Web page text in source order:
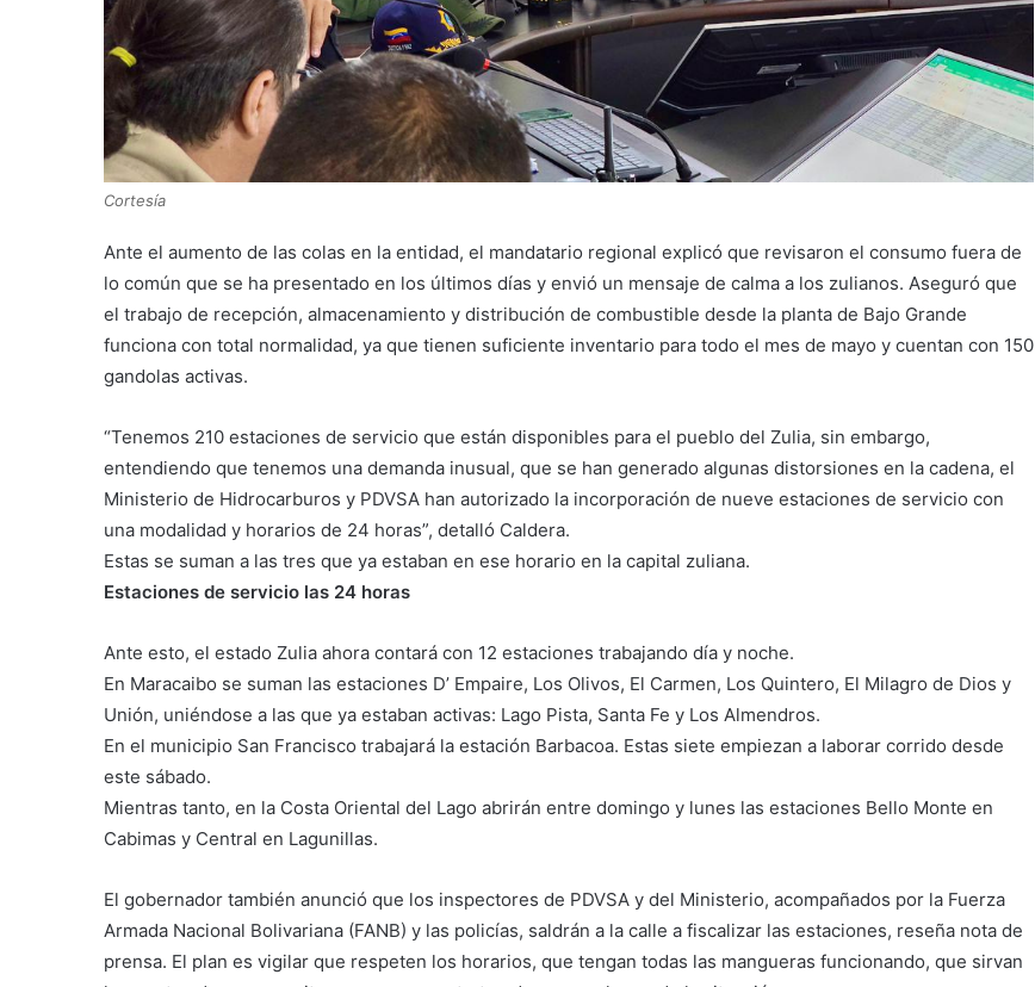
Cortesía
Ante el aumento de las colas en la entidad, el mandatario regional explicó que revisaron el consumo fuera de
lo común que se ha presentado en los últimos días y envió un mensaje de calma a los zulianos. Aseguró que
el trabajo de recepción, almacenamiento y distribución de combustible desde la planta de Bajo Grande
funciona con total normalidad, ya que tienen suficiente inventario para todo el mes de mayo y cuentan con 150
gandolas activas.
“Tenemos 210 estaciones de servicio que están disponibles para el pueblo del Zulia, sin embargo,
entendiendo que tenemos una demanda inusual, que se han generado algunas distorsiones en la cadena, el
Ministerio de Hidrocarburos y PDVSA han autorizado la incorporación de nueve estaciones de servicio con
una modalidad y horarios de 24 horas”, detalló Caldera.
Estas se suman a las tres que ya estaban en ese horario en la capital zuliana.
Estaciones de servicio las 24 horas
Ante esto, el estado Zulia ahora contará con 12 estaciones trabajando día y noche.
En Maracaibo se suman las estaciones D’ Empaire, Los Olivos, El Carmen, Los Quintero, El Milagro de Dios y
Unión, uniéndose a las que ya estaban activas: Lago Pista, Santa Fe y Los Almendros.
En el municipio San Francisco trabajará la estación Barbacoa. Estas siete empiezan a laborar corrido desde
este sábado.
Mientras tanto, en la Costa Oriental del Lago abrirán entre domingo y lunes las estaciones Bello Monte en
Cabimas y Central en Lagunillas.
El gobernador también anunció que los inspectores de PDVSA y del Ministerio, acompañados por la Fuerza
Armada Nacional Bolivariana (FANB) y las policías, saldrán a la calle a fiscalizar las estaciones, reseña nota de
prensa. El plan es vigilar que respeten los horarios, que tengan todas las mangueras funcionando, que sirvan